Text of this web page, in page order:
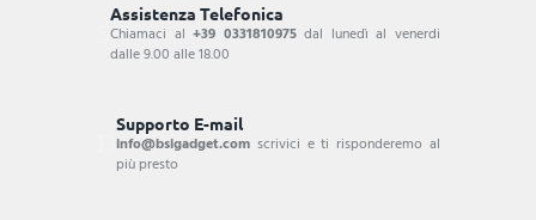
Assistenza Telefonica
Chiamaci al+39 0331810975dal lunedì al venerdi
dalle 9.00 alle 18.00
Supporto E-mail
info@bsigadget.com scrivici e ti risponderemo al
più presto